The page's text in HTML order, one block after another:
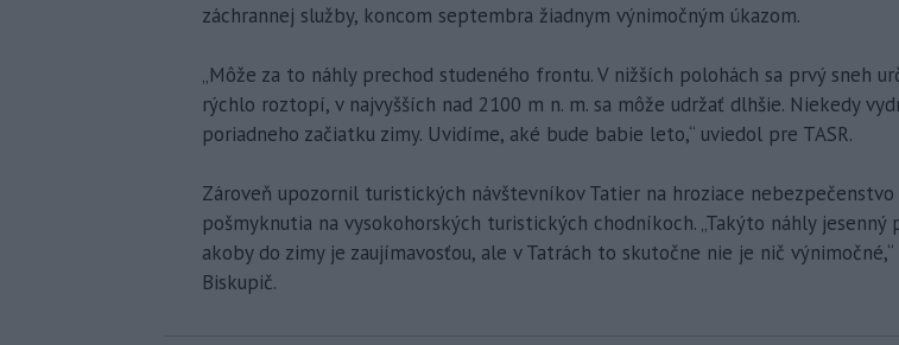
záchrannej služby, koncom septembra žiadnym výnimočným úkazom.
„Môže za to náhly prechod studeného frontu. V nižších polohách sa prvý sneh
rýchlo roztopí, v najvyšších nad 2100 m n. m. sa môže udržať dlhšie. Niekedy
poriadneho začiatku zimy. Uvidíme, aké bude babie leto,“ uviedol pre TASR.
Zároveň upozornil turistických návštevníkov Tatier na hroziace nebezpečenstvo
pošmyknutia na vysokohorských turistických chodníkoch. „Takýto náhly jesenný
akoby do zimy je zaujímavosťou, ale v Tatrách to skutočne nie je nič
Biskupič.